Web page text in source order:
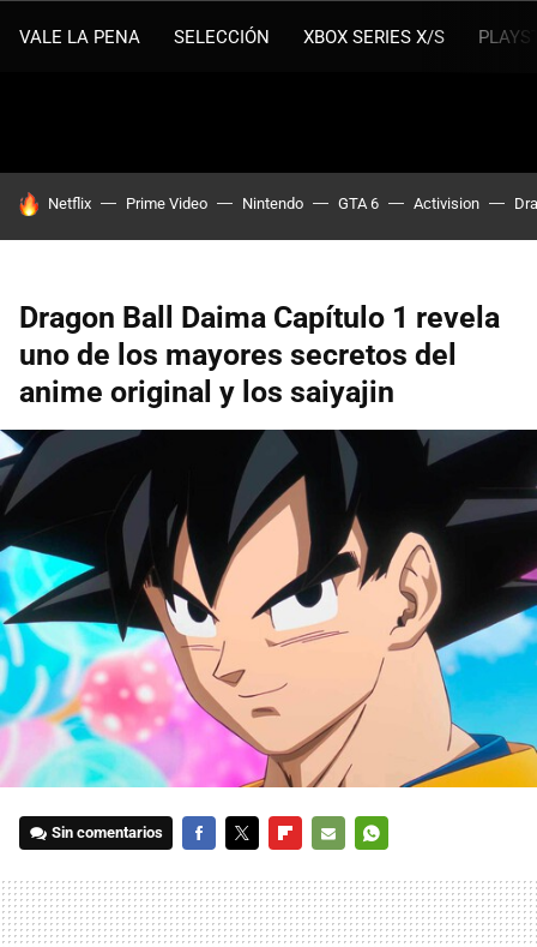
VALE LA PENA SELECCIÓN XBOX SERIES X/S
HOY SE HABLA DE
Netflix Prime Video Nintendo GTA 6 Activision
Dragon Ball Daima Capítulo 1 revela
uno de los mayores secretos del
anime original y los saiyajin
Sin comentarios
MAIL